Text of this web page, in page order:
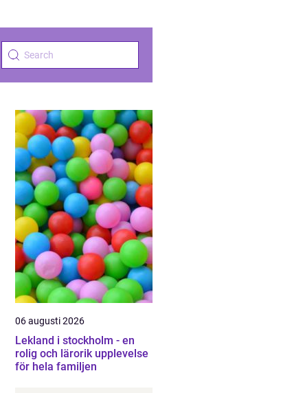
06 augusti 2026
Lekland i stockholm - en
rolig och lärorik upplevelse
för hela familjen